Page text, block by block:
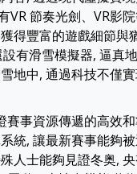
VR 節奏光劍、VR影
得豐富的遊戲細節與
有滑雪模擬器, 逼真
地中, 通過科技不僅
賽事資源傳遞的高效
統, 讓最新賽事能夠
人士能夠見證冬奥,